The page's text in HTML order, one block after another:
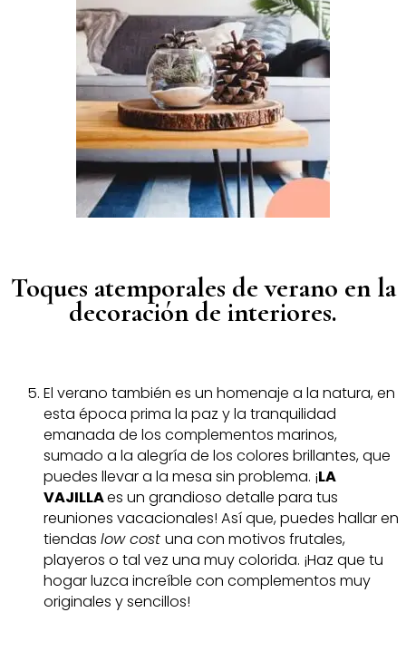
Toques atemporales de verano en la
decoración de interiores.
El verano también es un homenaje a la natura, en
esta época prima la paz y la tranquilidad
emanada de los complementos marinos,
sumado a la alegría de los colores brillantes, que
puedes llevar a la mesa sin problema. ¡LA
VAJILLAes un grandioso detalle para tus
reuniones vacacionales! Así que, puedes hallar en
tiendas low cost una con motivos frutales,
playeros o tal vez una muy colorida. ¡Haz que tu
hogar luzca increíble con complementos muy
originales y sencillos!